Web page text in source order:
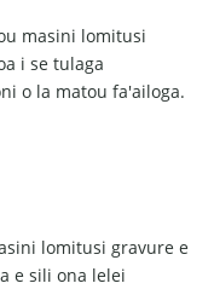
masini lomitusi
i se tulaga
o la matou fa'ailoga.
lomitusi gravure e
e sili ona lelei